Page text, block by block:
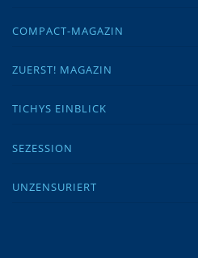
COMPACT-MAGAZIN
ZUERST! MAGAZIN
TICHYS EINBLICK
SEZESSION
UNZENSURIERT